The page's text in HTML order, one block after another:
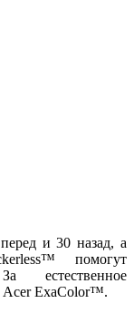
и 30 назад, а
помогут
естественное
Acer ExaColor™.